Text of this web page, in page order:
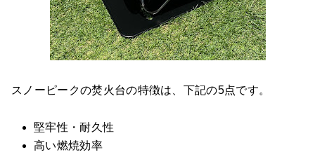
スノーピークの焚火台の特徴は、下記の5点です。
堅牢性・耐久性
高い燃焼効率